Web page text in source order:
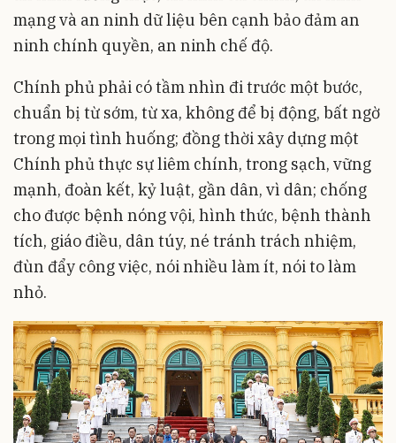
mạng và an ninh dữ liệu bên cạnh bảo đảm an
ninh chính quyền, an ninh chế độ.
Chính phủ phải có tầm nhìn đi trước một bước,
chuẩn bị từ sớm, từ xa, không để bị động, bất ngờ
trong mọi tình huống; đồng thời xây dựng một
Chính phủ thực sự liêm chính, trong sạch, vững
mạnh, đoàn kết, kỷ luật, gần dân, vì dân; chống
cho được bệnh nóng vội, hình thức, bệnh thành
tích, giáo điều, dân túy, né tránh trách nhiệm,
đùn đẩy công việc, nói nhiều làm ít, nói to làm
nhỏ.